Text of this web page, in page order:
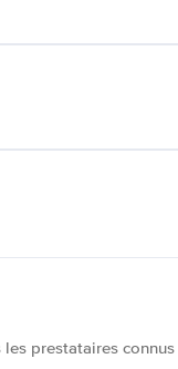
prestataires connus